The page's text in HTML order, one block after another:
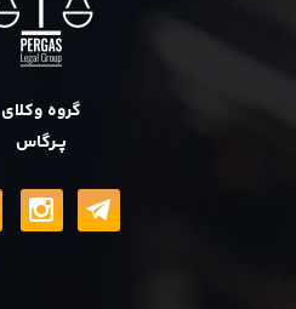
گروه وکلای
پــرگاس